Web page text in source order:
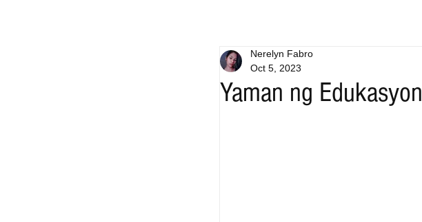
Yaman ng Edukasyon
Nerelyn Fabro
Oct 5, 2023